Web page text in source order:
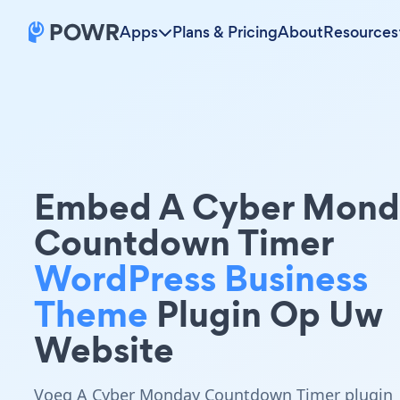
Apps Plans & PricingAboutResources
Embed A Cyber
Countdown Timer
WordPress Business
Theme Plugin Op Uw
Website
Voeg A Cyber Monday Countdown Timer plugin